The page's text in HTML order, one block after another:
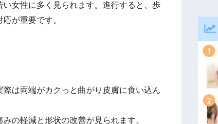
女性に多く見られます。進行すると、歩
が重要です。
は両端がカクっと曲がり皮膚に食い込ん
の軽減と形状の改善が見られます。
1
2